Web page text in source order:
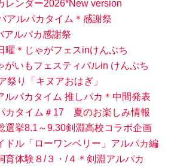
レンダー2026*New version
アルパカタイム＊感謝祭
アルパカ感謝祭
曜＊じゃがフェスinけんぶち
いもフェスティバルin けんぶち
祭り「キヌアおはぎ」
ルパカタイム 推しパカ＊中間発表
カタイム＃17 夏のお楽しみ情報
選挙8.1～9.30剣淵高校コラボ企画
ドル「ローワンベリー」アルパカ編
育体験８/３・/４＊剣淵アルパカ